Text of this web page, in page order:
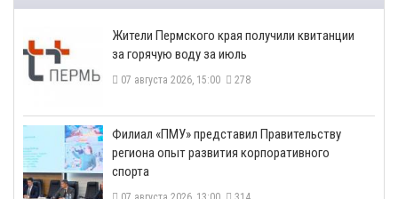
​Жители Пермского края получили квитанции
за горячую воду за июль
07 августа 2026, 15:00 278
​Филиал «ПМУ» представил Правительству
региона опыт развития корпоративного
спорта